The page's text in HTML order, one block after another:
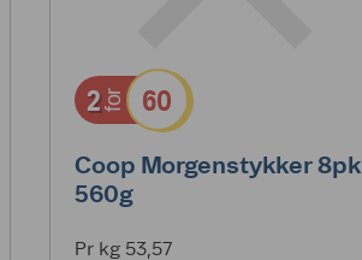
2for 60
Coop Morgenstykker 8pk
560g
Pr kg 53,57